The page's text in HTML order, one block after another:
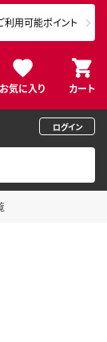
お気に入り カート
利用可能ポイント
ログイン